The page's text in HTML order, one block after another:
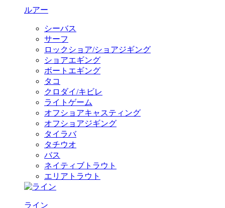
ルアー
シーバス
サーフ
ロックショア/ショアジギング
ショアエギング
ボートエギング
タコ
クロダイ/キビレ
ライトゲーム
オフショアキャスティング
オフショアジギング
タイラバ
タチウオ
バス
ネイティブトラウト
エリアトラウト
ライン